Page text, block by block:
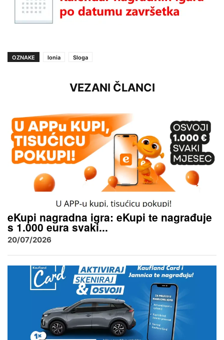
OZNAKE lonia Sloga
VEZANI ČLANCI
eKupi nagradna igra: eKupi te nagrađuje
s 1.000 eura svaki...
20/07/2026